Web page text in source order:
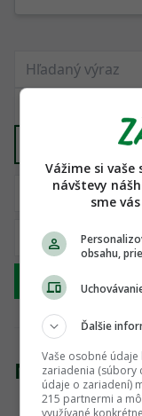
Nenašli
Vážime si
návštevy
sme
obsahu,
Ďalšie
Vaše osobné
zariadenia (súbory
údaje o zariadení)
215 partnermi a
využívané